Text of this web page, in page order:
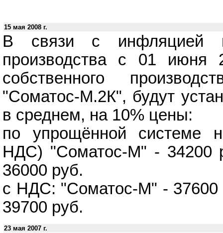
15 мая 2008 г.
В связи с инфляцией
производства с 01 июня
собственного
"Соматос-М.2К", будут
в среднем, на 10% цены:
по упрощённой системе
НДС) "Соматос-М" - 34200
36000 руб.
с НДС: "Соматос-М" -
39700 руб.
23 мая 2007 г.